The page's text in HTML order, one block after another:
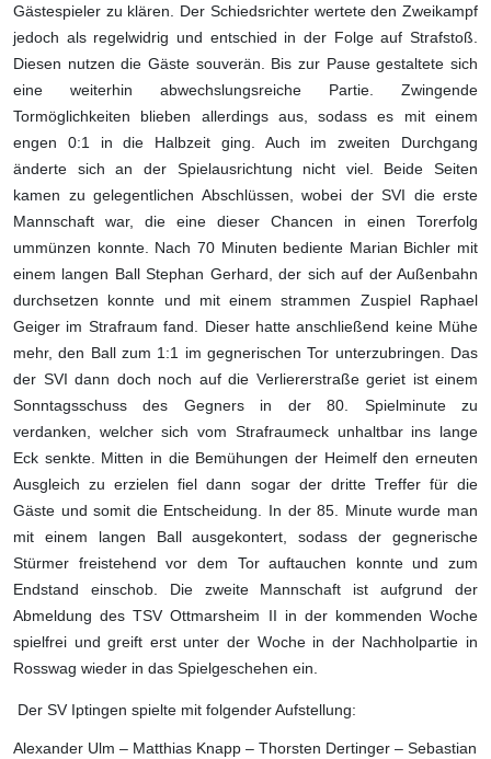
Gästespieler zu klären. Der Schiedsrichter wertete den Zweikampf
jedoch als regelwidrig und entschied in der Folge auf Strafstoß.
Diesen nutzen die Gäste souverän. Bis zur Pause gestaltete sich
eine weiterhin abwechslungsreiche Partie. Zwingende
Tormöglichkeiten blieben allerdings aus, sodass es mit einem
engen 0:1 in die Halbzeit ging. Auch im zweiten Durchgang
änderte sich an der Spielausrichtung nicht viel. Beide Seiten
kamen zu gelegentlichen Abschlüssen, wobei der SVI die erste
Mannschaft war, die eine dieser Chancen in einen Torerfolg
ummünzen konnte. Nach 70 Minuten bediente Marian Bichler mit
einem langen Ball Stephan Gerhard, der sich auf der Außenbahn
durchsetzen konnte und mit einem strammen Zuspiel Raphael
Geiger im Strafraum fand. Dieser hatte anschließend keine Mühe
mehr, den Ball zum 1:1 im gegnerischen Tor unterzubringen. Das
der SVI dann doch noch auf die Verliererstraße geriet ist einem
Sonntagsschuss des Gegners in der 80. Spielminute zu
verdanken, welcher sich vom Strafraumeck unhaltbar ins lange
Eck senkte. Mitten in die Bemühungen der Heimelf den erneuten
Ausgleich zu erzielen fiel dann sogar der dritte Treffer für die
Gäste und somit die Entscheidung. In der 85. Minute wurde man
mit einem langen Ball ausgekontert, sodass der gegnerische
Stürmer freistehend vor dem Tor auftauchen konnte und zum
Endstand einschob. Die zweite Mannschaft ist aufgrund der
Abmeldung des TSV Ottmarsheim II in der kommenden Woche
spielfrei und greift erst unter der Woche in der Nachholpartie in
Rosswag wieder in das Spielgeschehen ein.
Der SV Iptingen spielte mit folgender Aufstellung:
Alexander Ulm – Matthias Knapp – Thorsten Dertinger ­– Sebastian